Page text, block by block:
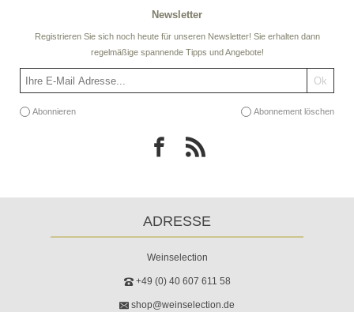
Newsletter
Registrieren Sie sich noch heute für unseren Newsletter! Sie erhalten dann
regelmäßige spannende Tipps und Angebote!
Abonnieren Abonnement löschen
ADRESSE
Weinselection
+49 (0) 40 607 611 58
shop@weinselection.de